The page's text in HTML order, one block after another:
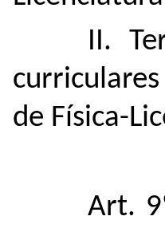
II.
de Física-
Art.